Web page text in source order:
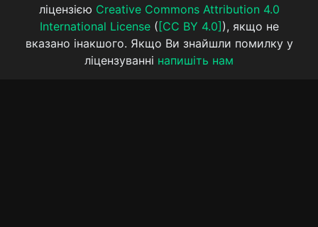
ліцензією Creative Commons Attribution 4.0
International License( [CC BY 4.0] ), якщо не
вказано інакшого. Якщо Ви знайшли помилку у
ліцензуванні напишіть нам